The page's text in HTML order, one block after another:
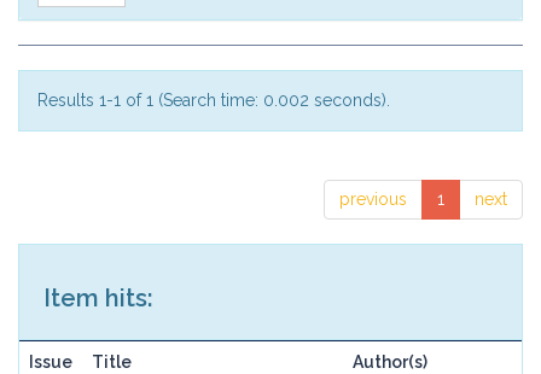
Results 1-1 of 1 (Search time: 0.002 seconds).
previous 1 next
Item hits:
Issue Title Author(s)